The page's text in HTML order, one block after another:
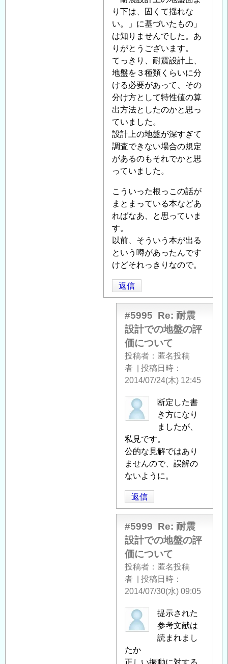
者
に
よ
る
「 Re:
耐
震
設
計
で
の
地
盤
の
価
に
つ
い
て」
へ
の
返
信
り下は、固くて揺れな
い。」に基づいたもの」
は知りませんでした。あ
りがとうございます。
てっきり、耐震設計上、
地盤を３種類くらいに分
ける必要があって、その
分け方として特性値の算
出方法としたのかと思っ
ていました。
設計上の地盤が深すぎて
調査できない場合の規定
があるのもそれでかと思
っていました。
こういった根っこの話が
まとまっている本などあ
ればなあ、と思っていま
す。
以前、そういう本が出る
という噂があったんです
けどそれっきりなので。
返信
#5995 Re: 耐震
設計での地盤の評
価について
投稿者
匿名投稿
者
投稿日時
2014/07/24(木) 12:45
匿
名
稿
者
に
よ
「Re:
耐
震
設
計
で
の
地
の
評
に
つ
断定した書
き方になり
ましたが、
私見です。
公的な見解ではあり
ませんので、誤解の
ないように。
返信
#5999 Re: 耐震
設計での地盤の評
価について
投稿者
匿名投稿
者
投稿日時
2014/07/30(水) 09:05
匿
名
稿
者
提示された
参考文献は
読まれまし
たか
正しい振動に対する